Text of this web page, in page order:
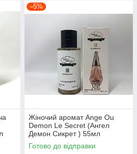
–5%
Жіночий аромат Ange Ou
Demon Le Secret (Ангел
Демон Сикрет ) 55мл
Готово до відправки